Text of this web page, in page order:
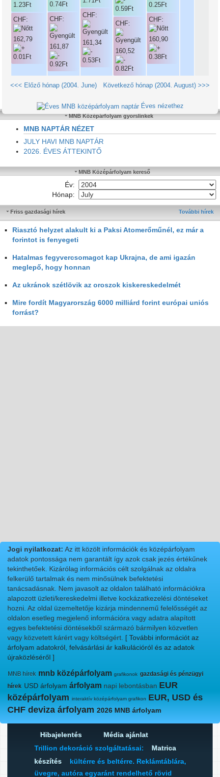
CHF:
162,79
CHF:
161,87
CHF:
161,34
CHF:
160,52
CHF:
160,90
<<< Előző hónap (2004. June) Következő hónap (2004. August) >>>
Éves nézethez
MNB Középárfolyam gyorslinkek
MNB NAPTÁR NÉZET
JULY HAVI MNB NAPTÁR
2026. ÉVES ÁTTEKINTŐ
MNB Középárfolyam kereső
Év:
Hónap:
Friss gazdasági hírek További hírek
Riasztó helyzet alakult ki a Paksi Atomerőműnél, ez már a
forintot is fenyegeti
Hatalmas fegyvercsomagot kap Ukrajna, de ami igazán
meglepő, hogy honnan
Az ukránok szétlövik az oroszok kiskereskedelmét
Mire fordít Magyarország 6000 milliárd forint európai uniós
forrást?
Jogi nyilatkozat: Az itt közölt információk és középárfolyam
adatok pontossága nem garantált így azok csak jezés értékűnek
tekinthetőek. Kizárólag információs célt szolgálnak az oldalra
felkerülő tartalmak és nem minősülnek befektetési
tanácsadásnak. Nem javasolt az oldalon található információkra
alapozott üzleti/kereskedelmi illetve kockázatkezelési döntéseket
hozni. Az oldal üzemeltetője kizárja mindennemű felelősségét az
oldalon esetleg megjelenő információra vagy adatra alapított
egyes befektetési döntésekből származó bármilyen közvetlen
vagy közvetett kárért vagy költségért. [ További információt az
árfolyam adatokról, felvásárlási ár kalkulációról és az adatok
újraközléséről ]
MNB hírek mnb középárfolyam grafikonok gazdasági és pénzügyi
hírek USD árfolyam árfolyam napi lebontásban EUR
középárfolyam interaktív középárfolyam grafikon EUR, USD és
CHF deviza árfolyam 2026 MNB árfolyam
Hibajelentés
Média ajánlat
Trillion dekoráció szolgáltatásai:
Matrica
készítés
kültérre és beltérre. Reklámtáblára,
üvegre, autóra egyaránt rendelhető rövid